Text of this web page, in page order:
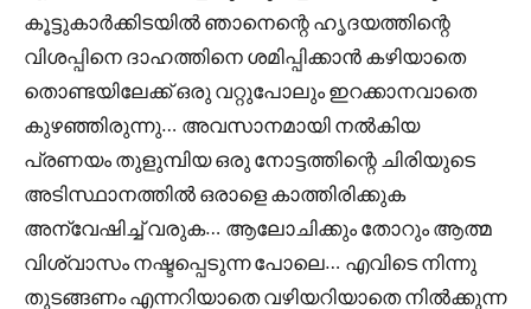
കൂട്ടുകാർക്കിടയിൽ ഞാനെന്റെ ഹൃദയത്തിന്റെ
വിശപ്പിനെ ദാഹത്തിനെ ശമിപ്പിക്കാൻ കഴിയാതെ
തൊണ്ടയിലേക്ക് ഒരു വറ്റുപോലും ഇറക്കാനവാതെ
കുഴഞ്ഞിരുന്നു… അവസാനമായി നൽകിയ
പ്രണയം തുളുമ്പിയ ഒരു നോട്ടത്തിന്റെ ചിരിയുടെ
അടിസ്ഥാനത്തിൽ ഒരാളെ കാത്തിരിക്കുക
അന്വേഷിച്ച് വരുക… ആലോചിക്കും തോറും ആത്മ
വിശ്വാസം നഷ്ടപ്പെടുന്ന പോലെ… എവിടെ നിന്നു
തുടങ്ങണം എന്നറിയാതെ വഴിയറിയാതെ നിൽക്കുന്ന